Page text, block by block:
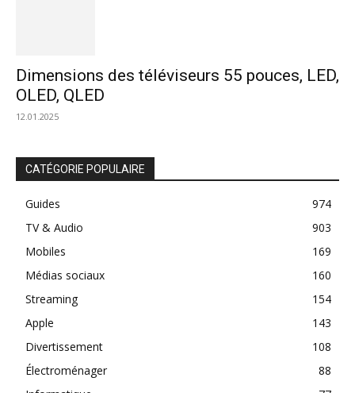
Dimensions des téléviseurs 55 pouces, LED,
OLED, QLED
12.01.2025
CATÉGORIE POPULAIRE
Guides
974
TV & Audio
903
Mobiles
169
Médias sociaux
160
Streaming
154
Apple
143
Divertissement
108
Électroménager
88